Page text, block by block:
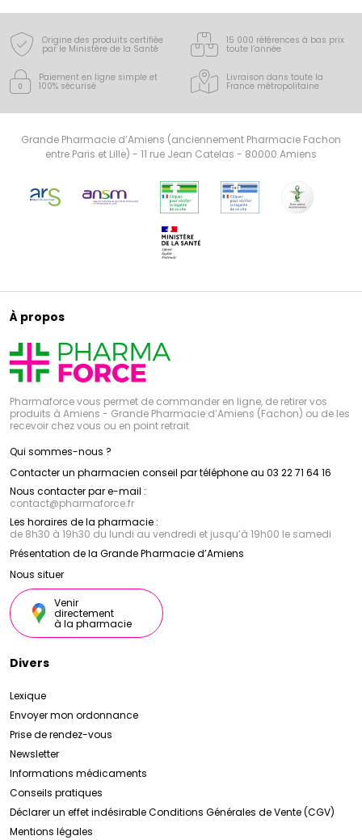
Origine des produits certifiée
par le Ministère de la Santé
15 000 références à bas prix
toute l’année
Paiement en ligne simple et
100% sécurisé
Livraison dans toute la
France métropolitaine
Grande Pharmacie d’Amiens (anciennement Pharmacie Fachon
entre Paris et Lille) - 11 rue Jean Catelas - 80000 Amiens
À propos
Pharmaforce vous permet de commander en ligne, de retirer vos
produits à Amiens - Grande Pharmacie d’Amiens (Fachon) ou de les
recevoir chez vous ou en point retrait
Qui sommes-nous ?
Contacter un pharmacien conseil par téléphone au 03 22 71 64 16
Nous contacter par e-mail :
contact@pharmaforce.fr
Les horaires de la pharmacie :
de 8h30 à 19h30 du lundi au vendredi et jusqu’à 19h00 le samedi
Présentation de la Grande Pharmacie d’Amiens
Nous situer
Venir
directement
à la pharmacie
Divers
Lexique
Envoyer mon ordonnance
Prise de rendez-vous
Newsletter
Informations médicaments
Conseils pratiques
Déclarer un effet indésirableConditions Générales de Vente (CGV)
Mentions légales